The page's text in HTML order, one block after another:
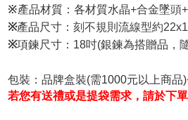
※產品材質： 各材質水晶+合金墜頭
※產品尺寸： 刻不規則流線型約
※項鍊尺寸：18吋(銀鍊為搭贈品，
包裝：品牌盒裝(需1000元以上商
若您有送禮或是提袋需求，請於下